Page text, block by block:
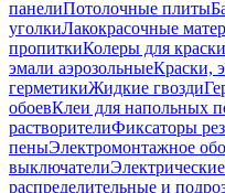
панелиПотолочные плиты
уголкиЛакокрасочные
пропиткиКолеры для краски
эмали аэрозольныеКраски,
герметикиЖидкие гвозди
обоевКлеи для напольных
растворителиФиксаторы
пеныЭлектромонтажное
выключатели
распределительные и